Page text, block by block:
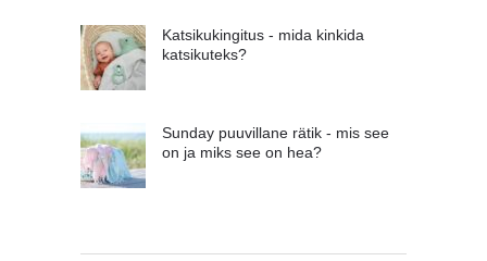
Katsikukingitus - mida kinkida
katsikuteks?
Sunday puuvillane rätik - mis see
on ja miks see on hea?